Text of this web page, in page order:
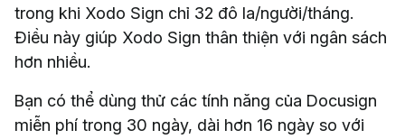
trong khi Xodo Sign chỉ 32 đô la/người/tháng.
Điều này giúp Xodo Sign thân thiện với ngân sách
hơn nhiều.
Bạn có thể dùng thử các tính năng của Docusign
miễn phí trong 30 ngày, dài hơn 16 ngày so với